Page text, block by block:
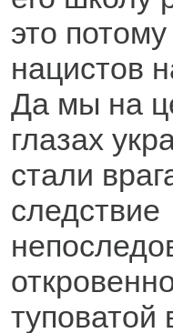
это
нацистов
Да мы на
глазах
стали
следствие